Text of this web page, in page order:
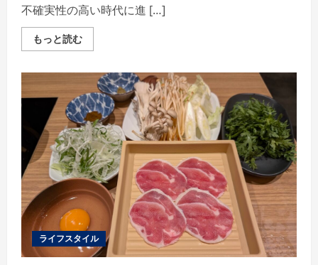
不確実性の高い時代に進 […]
もっと読むRead
more
大
学
が
2026
年
春
に
「大
学
院
ウ
ェ
ル
ビ
ー
イ
ン
ライフスタイル